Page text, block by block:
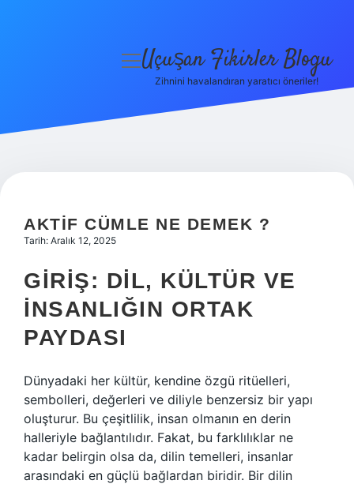
Hakkımızda
menüyü
Uçuşan Fikirler Blogu
Zihnini havalandıran yaratıcı öneriler!
AKTIF CÜMLE NE DEMEK ?
Tarih: Aralık 12, 2025
GIRIŞ: DIL, KÜLTÜR VE
İNSANLIĞIN ORTAK
PAYDASI
Dünyadaki her kültür, kendine özgü ritüelleri,
sembolleri, değerleri ve diliyle benzersiz bir yapı
oluşturur. Bu çeşitlilik, insan olmanın en derin
halleriyle bağlantılıdır. Fakat, bu farklılıklar ne
kadar belirgin olsa da, dilin temelleri, insanlar
arasındaki en güçlü bağlardan biridir. Bir dilin